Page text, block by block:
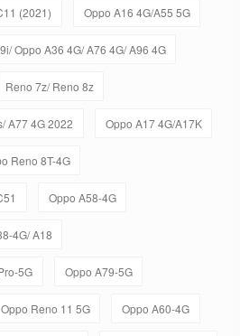
(2021) Oppo A16 4G/A55 5G
Oppo A36 4G/ A76 4G/ A96 4G
Reno 7z/ Reno 8z
A77 4G 2022 Oppo A17 4G/A17K
Reno 8T-4G
Oppo A58-4G
4G/ A18
5G Oppo A79-5G
Oppo Reno 11 5G Oppo A60-4G